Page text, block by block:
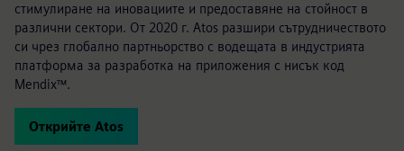
стимулиране на иновациите и предоставяне на стойност в
различни сектори. От 2020 г. Atos разшири сътрудничеството
си чрез глобално партньорство с водещата в индустрията
платформа за разработка на приложения с нисък код
Mendix™.
Открийте Atos